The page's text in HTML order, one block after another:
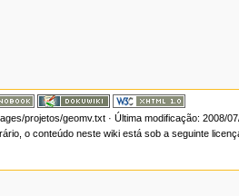
projetos/geomv.txt· Última modificação: 2008/
o conteúdo neste wiki está sob a seguinte